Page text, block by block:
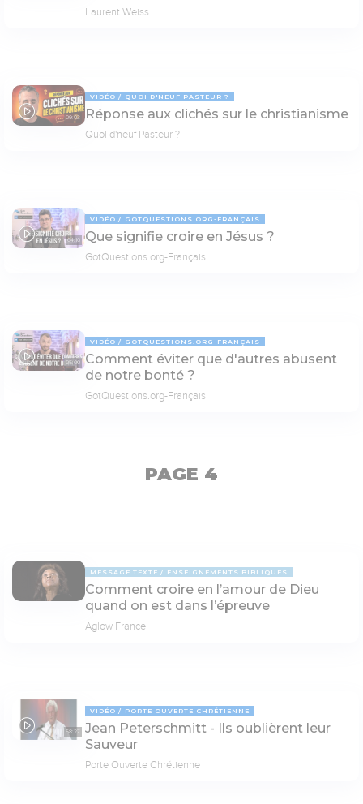
Laurent Weiss
09:03
VIDÉO QUOI D'NEUF PASTEUR ?
Réponse aux clichés sur le christianisme
Quoi d'neuf Pasteur ?
04:10
VIDÉO GOTQUESTIONS.ORG-FRANÇAIS
Que signifie croire en Jésus ?
GotQuestions.org-Français
05:00
VIDÉO GOTQUESTIONS.ORG-FRANÇAIS
Comment éviter que d'autres abusent
de notre bonté ?
GotQuestions.org-Français
PAGE 4
MESSAGE TEXTE ENSEIGNEMENTS BIBLIQUES
Comment croire en l’amour de Dieu
quand on est dans l’épreuve
Aglow France
58:27
VIDÉO PORTE OUVERTE CHRÉTIENNE
Jean Peterschmitt - Ils oublièrent leur
Sauveur
Porte Ouverte Chrétienne